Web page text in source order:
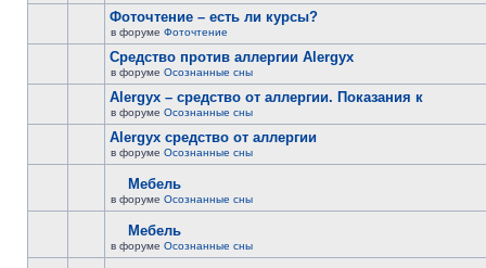
Фоточтение – есть ли курсы?
в форуме Фоточтение
Cредство против аллергии Alergyx
в форуме Осознанные сны
Alergyx – средство от аллергии. Показания к
в форуме Осознанные сны
Alergyx средство от аллергии
в форуме Осознанные сны
Мебель
в форуме Осознанные сны
Мебель
в форуме Осознанные сны